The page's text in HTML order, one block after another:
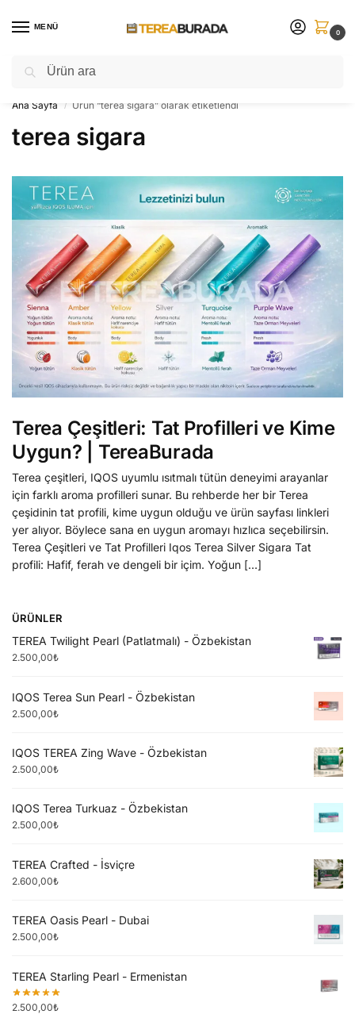
MENÜ
0
Sınırlı sayıda ⚡ yeni ürünleri sakın kaçırmayın!
Ana Sayfa / Ürün “terea sigara” olarak etiketlendi
terea sigara
Terea Çeşitleri: Tat Profilleri ve Kime
Uygun? | TereaBurada
Terea çeşitleri, IQOS uyumlu ısıtmalı tütün deneyimi arayanlar
için farklı aroma profilleri sunar. Bu rehberde her bir Terea
çeşidinin tat profili, kime uygun olduğu ve ürün sayfası linkleri
yer alıyor. Böylece sana en uygun aromayı hızlıca seçebilirsin.
Terea Çeşitleri ve Tat Profilleri Iqos Terea Silver Sigara Tat
profili: Hafif, ferah ve dengeli bir içim. Yoğun […]
ÜRÜNLER
TEREA Twilight Pearl (Patlatmalı) - Özbekistan
2.500,00₺
IQOS Terea Sun Pearl - Özbekistan
2.500,00₺
IQOS TEREA Zing Wave - Özbekistan
2.500,00₺
IQOS Terea Turkuaz - Özbekistan
2.500,00₺
TEREA Crafted - İsviçre
2.600,00₺
TEREA Oasis Pearl - Dubai
2.500,00₺
TEREA Starling Pearl - Ermenistan
2.500,00₺